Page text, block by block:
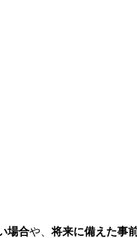
場合や、将来に備えた事